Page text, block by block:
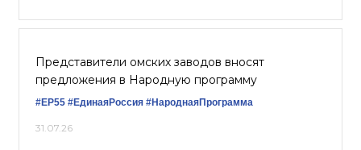
Представители омских заводов вносят
предложения в Народную программу
#ЕР55 #ЕдинаяРоссия #НароднаяПрограмма
31.07.26